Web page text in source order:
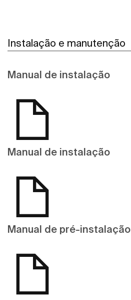
Instalação e manutenção
Manual de instalação
Manual de instalação
Manual de pré-instalação